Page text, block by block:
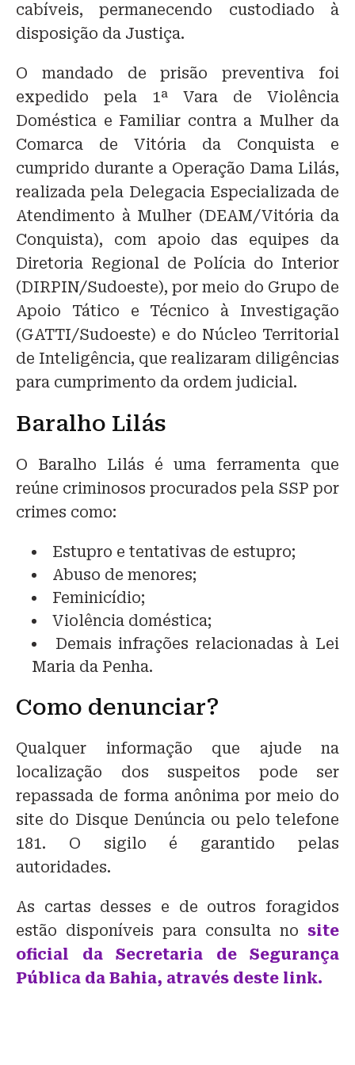
cabíveis, permanecendo custodiado à
disposição da Justiça.
O mandado de prisão preventiva foi
expedido pela 1ª Vara de Violência
Doméstica e Familiar contra a Mulher da
Comarca de Vitória da Conquista e
cumprido durante a Operação Dama Lilás,
realizada pela Delegacia Especializada de
Atendimento à Mulher (DEAM/Vitória da
Conquista), com apoio das equipes da
Diretoria Regional de Polícia do Interior
(DIRPIN/Sudoeste), por meio do Grupo de
Apoio Tático e Técnico à Investigação
(GATTI/Sudoeste) e do Núcleo Territorial
de Inteligência, que realizaram diligências
para cumprimento da ordem judicial.
Baralho Lilás
O Baralho Lilás é uma ferramenta que
reúne criminosos procurados pela SSP por
crimes como:
Estupro e tentativas de estupro;
Abuso de menores;
Feminicídio;
Violência doméstica;
Demais infrações relacionadas à Lei
Maria da Penha.
Como denunciar?
Qualquer informação que ajude na
localização dos suspeitos pode ser
repassada de forma anônima por meio do
site do Disque Denúncia ou pelo telefone
181. O sigilo é garantido pelas
autoridades.
As cartas desses e de outros foragidos
estão disponíveis para consulta no site
oficial da Secretaria de Segurança
Pública da Bahia, através deste link.